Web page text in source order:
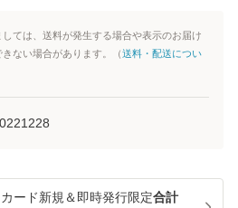
ては、送料が発生する場合や表示のお届け
ない場合があります。（送料・配送につい
ード新規＆即時発行限定合計